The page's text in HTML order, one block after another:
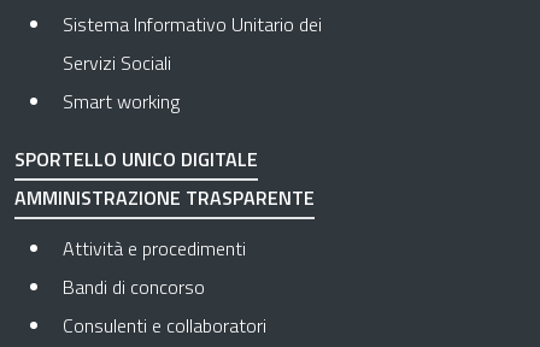
Sistema Informativo Unitario dei
Servizi Sociali
Smart working
SPORTELLO UNICO DIGITALE
AMMINISTRAZIONE TRASPARENTE
Attività e procedimenti
Bandi di concorso
Consulenti e collaboratori